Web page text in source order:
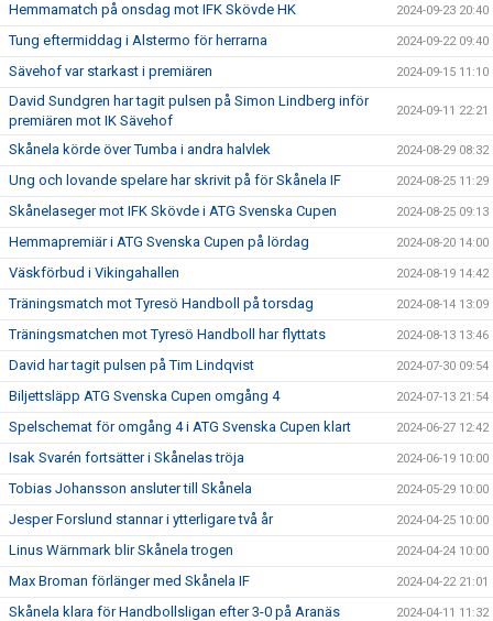
Hemmamatch på onsdag mot IFK Skövde HK 2024-09-23 20:40
Tung eftermiddag i Alstermo för herrarna 2024-09-22 09:40
Sävehof var starkast i premiären 2024-09-15 11:10
David Sundgren har tagit pulsen på Simon Lindberg inför
premiären mot IK Sävehof
2024-09-11 22:21
Skånela körde över Tumba i andra halvlek 2024-08-29 08:32
Ung och lovande spelare har skrivit på för Skånela IF 2024-08-25 11:29
Skånelaseger mot IFK Skövde i ATG Svenska Cupen 2024-08-25 09:13
Hemmapremiär i ATG Svenska Cupen på lördag 2024-08-20 14:00
Väskförbud i Vikingahallen 2024-08-19 14:42
Träningsmatch mot Tyresö Handboll på torsdag 2024-08-14 13:09
Träningsmatchen mot Tyresö Handboll har flyttats 2024-08-13 13:46
David har tagit pulsen på Tim Lindqvist 2024-07-30 09:54
Biljettsläpp ATG Svenska Cupen omgång 4 2024-07-13 21:54
Spelschemat för omgång 4 i ATG Svenska Cupen klart 2024-06-27 12:42
Isak Svarén fortsätter i Skånelas tröja 2024-06-19 10:00
Tobias Johansson ansluter till Skånela 2024-05-29 10:00
Jesper Forslund stannar i ytterligare två år 2024-04-25 10:00
Linus Wärnmark blir Skånela trogen 2024-04-24 10:00
Max Broman förlänger med Skånela IF 2024-04-22 21:01
Skånela klara för Handbollsligan efter 3-0 på Aranäs 2024-04-11 11:32